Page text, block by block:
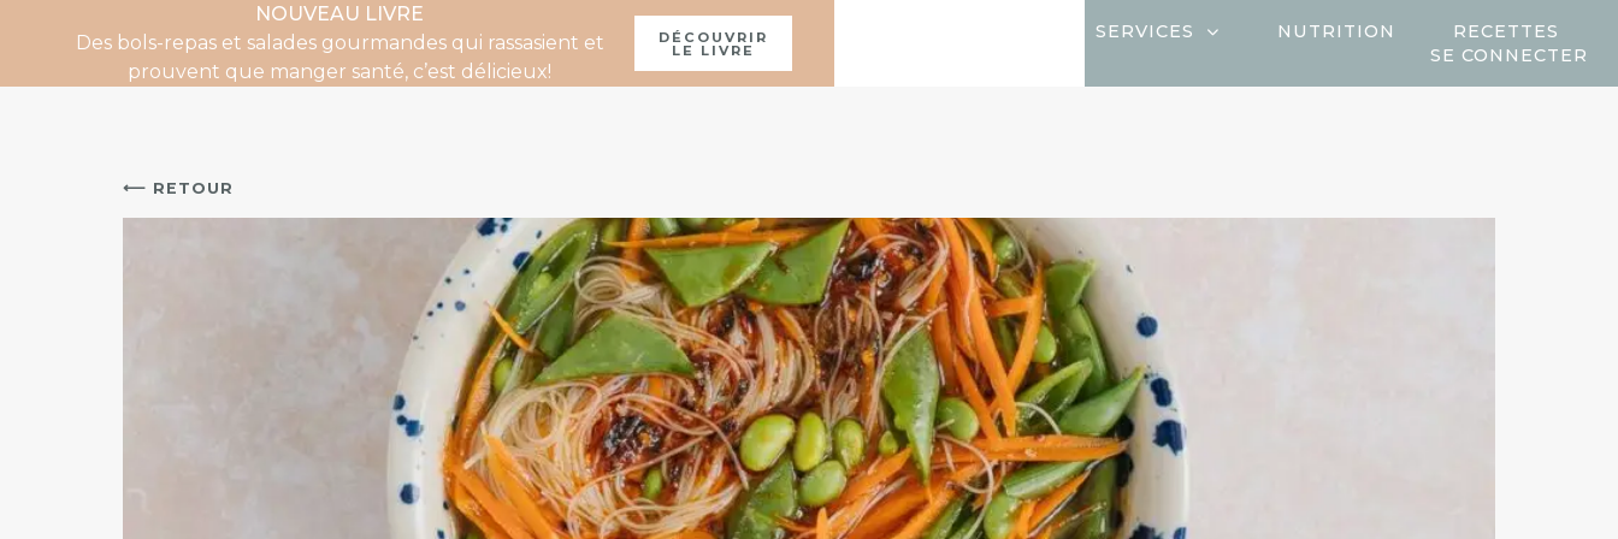
NOUVEAU LIVRE
Des bols-repas et salades gourmandes qui rassasient et
prouvent que manger santé, c’est délicieux!
DÉCOUVRIR
LE LIVRE
SERVICES NUTRITION
RECETTES
SE CONNECTER
⟵ RETOUR